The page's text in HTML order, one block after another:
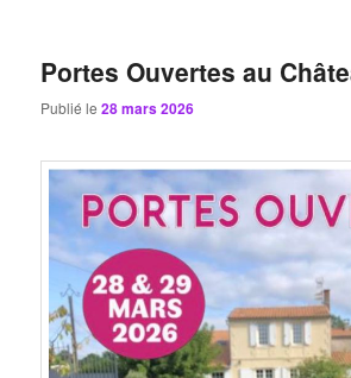
Portes Ouvertes au
Publié le28 mars 2026